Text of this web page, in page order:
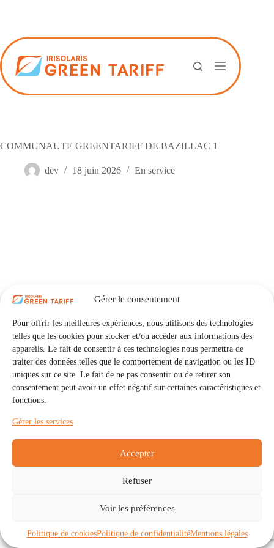
Gérer le consentement
Pour offrir les meilleures expériences, nous utilisons des technologies
telles que les cookies pour stocker et/ou accéder aux informations des
appareils. Le fait de consentir à ces technologies nous permettra de
traiter des données telles que le comportement de navigation ou les ID
uniques sur ce site. Le fait de ne pas consentir ou de retirer son
consentement peut avoir un effet négatif sur certaines caractéristiques et
fonctions.
Gérer les services
Accepter
Refuser
Voir les préférences
Politique de cookiesPolitique de confidentialitéMentions légales
COMMUNAUTE GREENTARIFF DE BAZILLAC 1
dev 18 juin 2026 En service
Communautés
À propos
Politique de cookies (UE)